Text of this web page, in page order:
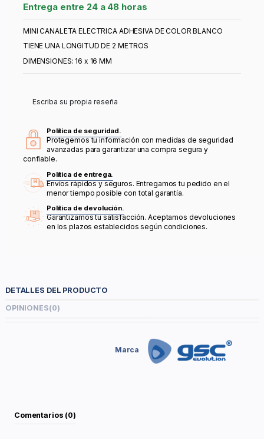
Entrega entre 24 a 48 horas
MINI CANALETA ELECTRICA ADHESIVA DE COLOR BLANCO
TIENE UNA LONGITUD DE 2 METROS
DIMENSIONES: 16 x 16 MM
Escriba su propia reseña
Política de seguridad.
Protegemos tu información con medidas de seguridad
avanzadas para garantizar una compra segura y
confiable.
Política de entrega.
Envíos rápidos y seguros. Entregamos tu pedido en el
menor tiempo posible con total garantía.
Política de devolución.
Garantizamos tu satisfacción. Aceptamos devoluciones
en los plazos establecidos según condiciones.
DETALLES DEL PRODUCTO
OPINIONES(0)
Marca
Comentarios (0)